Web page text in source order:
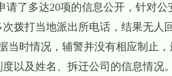
请了多达20项的信息公开，针对
拨打当地派出所电话，结果无人
当时情况，辅警并没有相应制止
以及姓名、拆迁公司的信息情况。